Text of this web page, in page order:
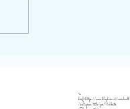
<a
href="https://www.blogheim.at/socialwall
/instagram" title="zur Website